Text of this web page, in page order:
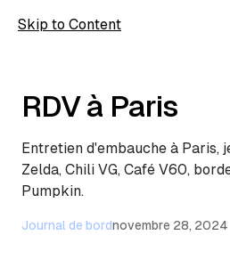
Skip to Content
wolfmic
RDV à Paris
Entretien d'embauche à Paris,
Zelda, Chili VG, Café V60,
Pumpkin.
Journal de bordnovembre 28, 2024